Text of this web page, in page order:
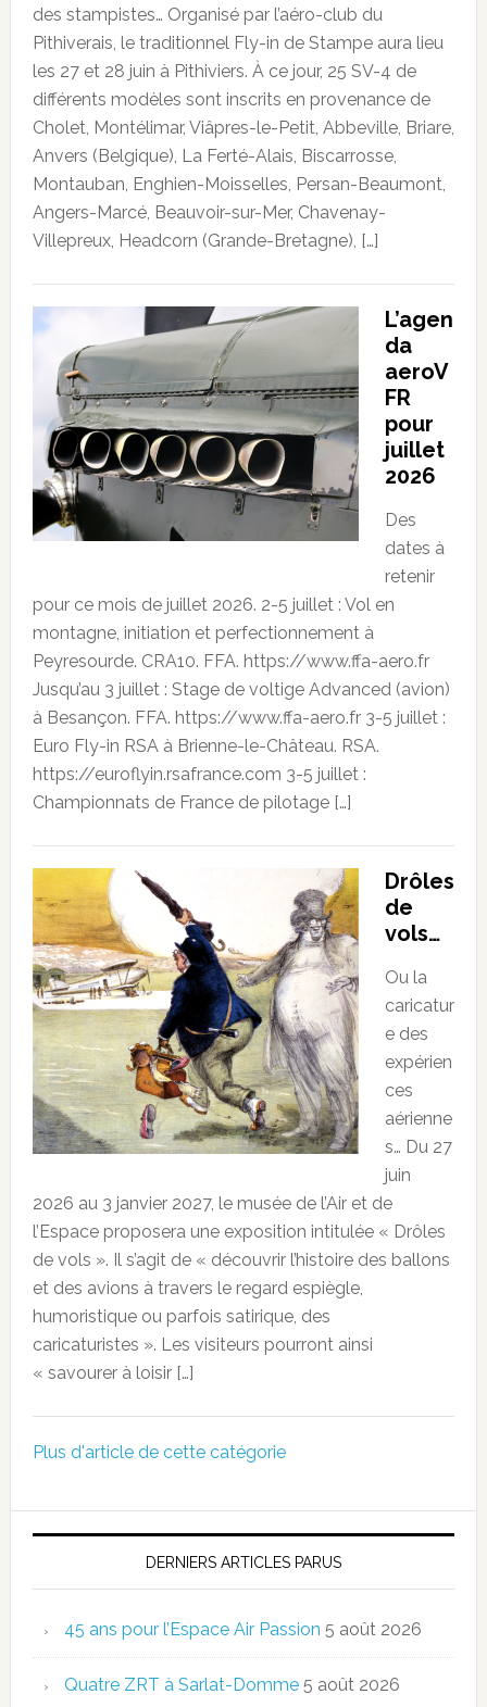
des stampistes… Organisé par l’aéro-club du
Pithiverais, le traditionnel Fly-in de Stampe aura lieu
les 27 et 28 juin à Pithiviers. À ce jour, 25 SV-4 de
différents modèles sont inscrits en provenance de
Cholet, Montélimar, Viâpres-le-Petit, Abbeville, Briare,
Anvers (Belgique), La Ferté-Alais, Biscarrosse,
Montauban, Enghien-Moisselles, Persan-Beaumont,
Angers-Marcé, Beauvoir-sur-Mer, Chavenay-
Villepreux, Headcorn (Grande-Bretagne), […]
L’agen
da
aeroV
FR
pour
juillet
2026
Des
dates à
retenir
pour ce mois de juillet 2026. 2-5 juillet : Vol en
montagne, initiation et perfectionnement à
Peyresourde. CRA10. FFA. https://www.ffa-aero.fr
Jusqu’au 3 juillet : Stage de voltige Advanced (avion)
à Besançon. FFA. https://www.ffa-aero.fr 3-5 juillet :
Euro Fly-in RSA à Brienne-le-Château. RSA.
https://euroflyin.rsafrance.com 3-5 juillet :
Championnats de France de pilotage […]
Drôles
de
vols…
Ou la
caricatur
e des
expérien
ces
aérienne
s… Du 27
juin
2026 au 3 janvier 2027, le musée de l’Air et de
l’Espace proposera une exposition intitulée « Drôles
de vols ». Il s’agit de « découvrir l’histoire des ballons
et des avions à travers le regard espiègle,
humoristique ou parfois satirique, des
caricaturistes ». Les visiteurs pourront ainsi
« savourer à loisir […]
Plus d'article de cette catégorie
DERNIERS ARTICLES PARUS
45 ans pour l’Espace Air Passion 5 août 2026
Quatre ZRT à Sarlat-Domme 5 août 2026